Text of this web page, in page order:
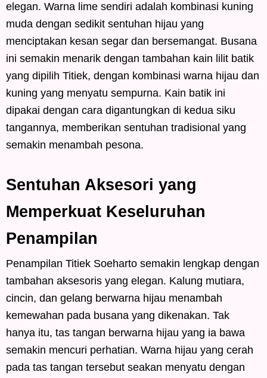
elegan. Warna lime sendiri adalah kombinasi kuning
muda dengan sedikit sentuhan hijau yang
menciptakan kesan segar dan bersemangat. Busana
ini semakin menarik dengan tambahan kain lilit batik
yang dipilih Titiek, dengan kombinasi warna hijau dan
kuning yang menyatu sempurna. Kain batik ini
dipakai dengan cara digantungkan di kedua siku
tangannya, memberikan sentuhan tradisional yang
semakin menambah pesona.
Sentuhan Aksesori yang
Memperkuat Keseluruhan
Penampilan
Penampilan Titiek Soeharto semakin lengkap dengan
tambahan aksesoris yang elegan. Kalung mutiara,
cincin, dan gelang berwarna hijau menambah
kemewahan pada busana yang dikenakan. Tak
hanya itu, tas tangan berwarna hijau yang ia bawa
semakin mencuri perhatian. Warna hijau yang cerah
pada tas tangan tersebut seakan menyatu dengan